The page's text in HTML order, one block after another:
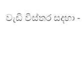
වැඩි විස්තර සදහා -